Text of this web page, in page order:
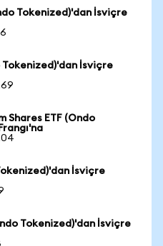
Tokenized)'dan İsviçre
İsviçre
Shares ETF (Ondo
İsviçre
Tokenized)'dan İsviçre